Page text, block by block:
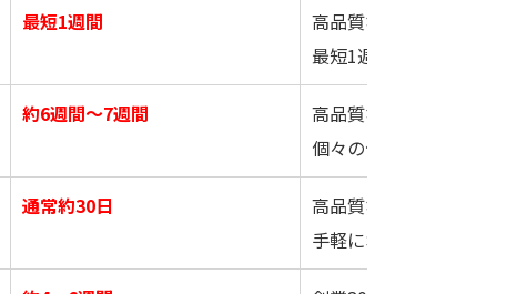
最短1週間
高品質なオーダースーツを
最短1週間で提供
約6週間〜7週間
高品質な完全国内縫製と豊
個々の体型に完璧にフィッ
通常約30日
高品質なスーツをオンライ
手軽にオーダー可能。